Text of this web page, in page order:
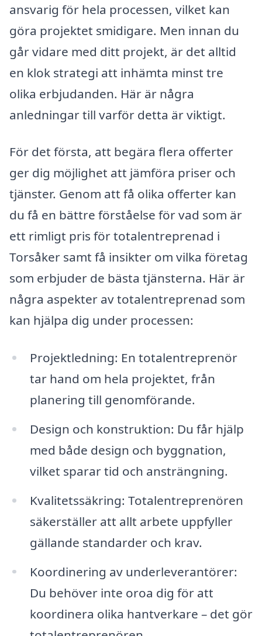
ansvarig för hela processen, vilket kan
göra projektet smidigare. Men innan du
går vidare med ditt projekt, är det alltid
en klok strategi att inhämta minst tre
olika erbjudanden. Här är några
anledningar till varför detta är viktigt.
För det första, att begära flera offerter
ger dig möjlighet att jämföra priser och
tjänster. Genom att få olika offerter kan
du få en bättre förståelse för vad som är
ett rimligt pris för totalentreprenad i
Torsåker samt få insikter om vilka företag
som erbjuder de bästa tjänsterna. Här är
några aspekter av totalentreprenad som
kan hjälpa dig under processen:
Projektledning: En totalentreprenör
tar hand om hela projektet, från
planering till genomförande.
Design och konstruktion: Du får hjälp
med både design och byggnation,
vilket sparar tid och ansträngning.
Kvalitetssäkring: Totalentreprenören
säkerställer att allt arbete uppfyller
gällande standarder och krav.
Koordinering av underleverantörer:
Du behöver inte oroa dig för att
koordinera olika hantverkare – det gör